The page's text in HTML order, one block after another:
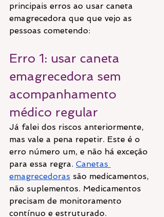
principais erros ao usar caneta
emagrecedora que que vejo as
pessoas cometendo:
Erro 1: usar caneta
emagrecedora sem
acompanhamento
médico regular
Já falei dos riscos anteriormente,
mas vale a pena repetir. Este é o
erro número um, e não há exceção
para essa regra. Canetas
emagrecedoras são medicamentos,
não suplementos. Medicamentos
precisam de monitoramento
contínuo e estruturado.